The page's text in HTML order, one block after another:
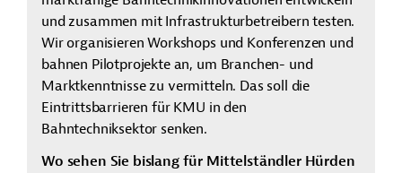
und zusammen mit Infrastrukturbetreibern testen.
Wir organisieren Workshops und Konferenzen und
bahnen Pilotprojekte an, um Branchen- und
Marktkenntnisse zu vermitteln. Das soll die
Eintrittsbarrieren für KMU in den
Bahntechniksektor senken.
Wo sehen Sie bislang für Mittelständler Hürden